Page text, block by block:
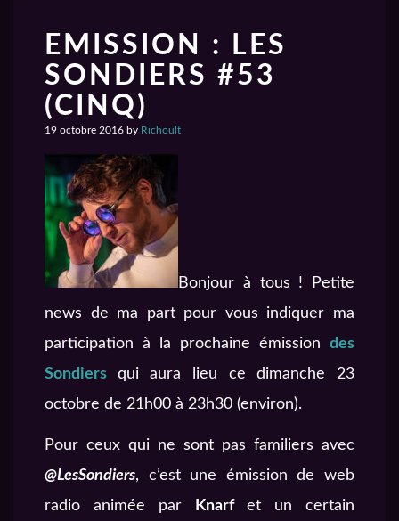
EMISSION : LES
SONDIERS #53
(CINQ)
19 octobre 2016 by Richoult
Bonjour à tous ! Petite
news de ma part pour vous indiquer ma
participation à la prochaine émission des
Sondiers
qui aura lieu ce dimanche 23
octobre de 21h00 à 23h30 (environ).
Pour ceux qui ne sont pas familiers avec
@LesSondiers, c’est une émission de web
radio animée par
Knarfet un certain